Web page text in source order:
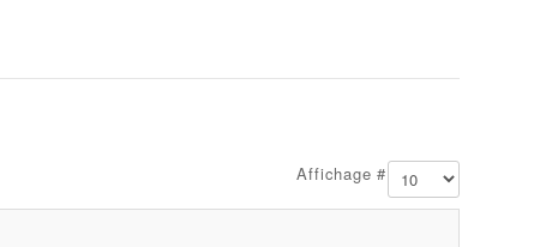
Affichage #